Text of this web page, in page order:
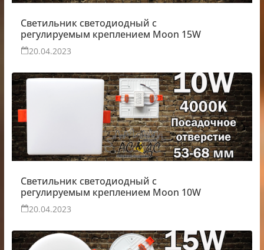
Светильник светодиодный с
регулируемым креплением Moon 15W
20.04.2023
Светильник светодиодный с
регулируемым креплением Moon 10W
20.04.2023